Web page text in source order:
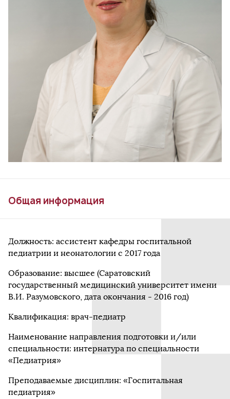
Общая информация
Должность: ассистент кафедры госпитальной
педиатрии и неонатологии с 2017 года
Образование: высшее (Саратовский
государственный медицинский университет имени
В.И. Разумовского, дата окончания - 2016 год)
Квалификация: врач-педиатр
Наименование направления подготовки и/или
специальности: интернатура по специальности
«Педиатрия»
Преподаваемые дисциплин: «Госпитальная
педиатрия»